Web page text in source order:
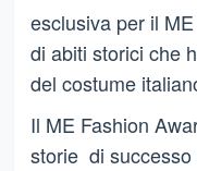
esclusiva per il
di abiti storici che
del costume
Il ME Fashion
storie di successo